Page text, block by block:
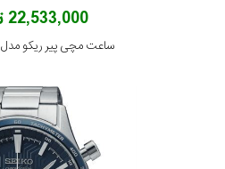
22,533,000 تومان
ساعت مچی پیر ریکو مدل P91099.B114CH